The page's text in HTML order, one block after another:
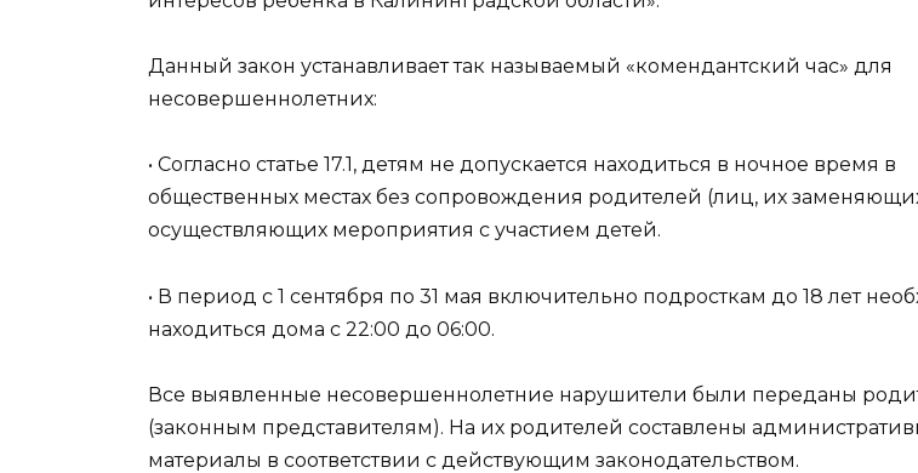
Данный закон устанавливает так называемый «комендантский час» для
несовершеннолетних:
• Согласно статье 17.1, детям не допускается находиться в ночное время в
общественных местах без сопровождения родителей (лиц, их
осуществляющих мероприятия с участием детей.
• В период с 1 сентября по 31 мая включительно подросткам до 18 лет
находиться дома с 22:00 до 06:00.
Все выявленные несовершеннолетние нарушители были переданы
(законным представителям). На их родителей составлены
материалы в соответствии с действующим законодательством.